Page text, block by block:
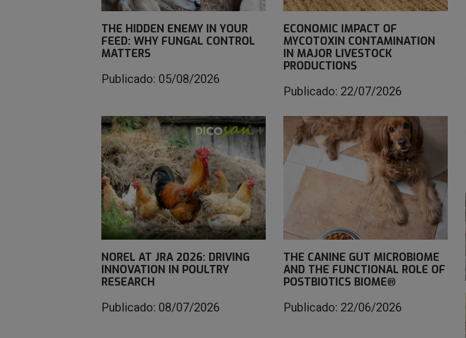
THE HIDDEN ENEMY IN YOUR
FEED: WHY FUNGAL CONTROL
MATTERS
Publicado: 05/08/2026
ECONOMIC IMPACT OF
MYCOTOXIN CONTAMINATION
IN MAJOR LIVESTOCK
PRODUCTIONS
Publicado: 22/07/2026
NOREL AT JRA 2026: DRIVING
INNOVATION IN POULTRY
RESEARCH
Publicado: 08/07/2026
THE CANINE GUT MICROBIOME
AND THE FUNCTIONAL ROLE OF
POSTBIOTICS BIOME®
Publicado: 22/06/2026